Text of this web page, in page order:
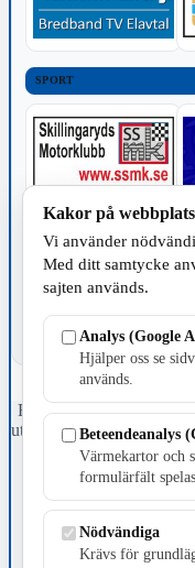
SPORT
Fristående
ut tidningen
april 2026 omfattar
Värnamo
E-post:
Postadress:
Kakor på
Vi använder
Med ditt samtycke
sajten används.
Analys (Google
Hjälper oss se
används.
Beteendeanalys
Värmekartor och
formulärfält
Nödvändiga
Krävs för